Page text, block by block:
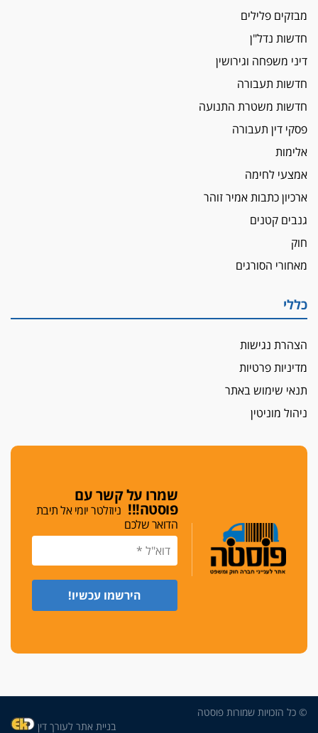
מבזקים פלילים
חדשות נדל"ן
דיני משפחה וגירושין
חדשות תעבורה
חדשות משטרת התנועה
פסקי דין תעבורה
אלימות
אמצעי לחימה
ארכיון כתבות אמיר זוהר
גנבים קטנים
חוק
מאחורי הסורגים
כללי
הצהרת נגישות
מדיניות פרטיות
תנאי שימוש באתר
ניהול מוניטין
שמרו על קשר עם
פוסטה!!! ניוזלטר יומי אל תיבת
הדואר שלכם
© כל הזכויות שמורות פוסטה
בניית אתר לעורך דין